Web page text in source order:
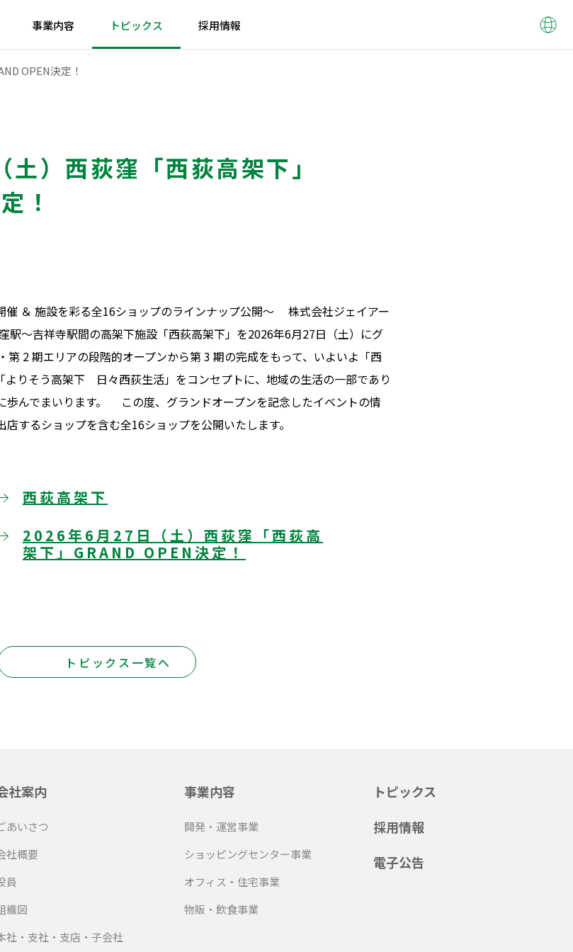
事業内容 トピックス 採用情報
OPEN決定！
）西荻窪「西荻高架下」
！
催 ＆ 施設を彩る全16ショップのラインナップ公開～ 株式会社ジェイアー
駅～吉祥寺駅間の高架下施設「西荻高架下」を2026年6月27日（土）にグ
2 期エリアの段階的オープンから第 3 期の完成をもって、いよいよ「西
よりそう高架下 日々西荻生活」をコンセプトに、地域の生活の一部であり
歩んでまいります。 この度、グランドオープンを記念したイベントの情
するショップを含む全16ショップを公開いたします。
西荻高架下
2026年6月27日（土）西荻窪「西荻高
架下」GRAND OPEN決定！
トピックス一覧へ
社案内
あいさつ
社概要
員
織図
社・支社・支店・子会社
事業内容
開発・運営事業
ショッピングセンター事業
オフィス・住宅事業
物販・飲食事業
トピックス
採用情報
電子公告